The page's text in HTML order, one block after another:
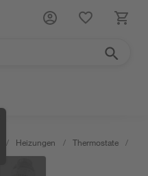
/ Heizungen / Thermostate /